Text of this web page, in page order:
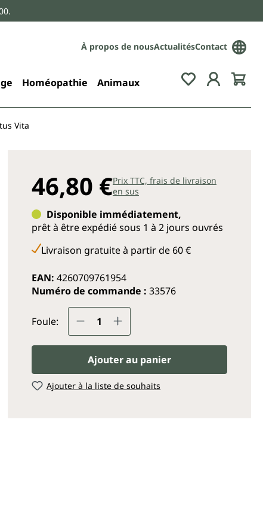
À propos de nousActualitésContact
Homéopathie Animaux
Vita
46,80 €Prix TTC, frais de livraison
en sus
Disponible immédiatement,
prêt à être expédié sous 1 à 2 jours ouvrés
Livraison gratuite à partir de 60 €
EAN: 4260709761954
Numéro de commande : 33576
Foule: Quantité de produit :
Ajouter au panier
Ajouter à la liste de souhaits